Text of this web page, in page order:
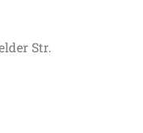
Str.